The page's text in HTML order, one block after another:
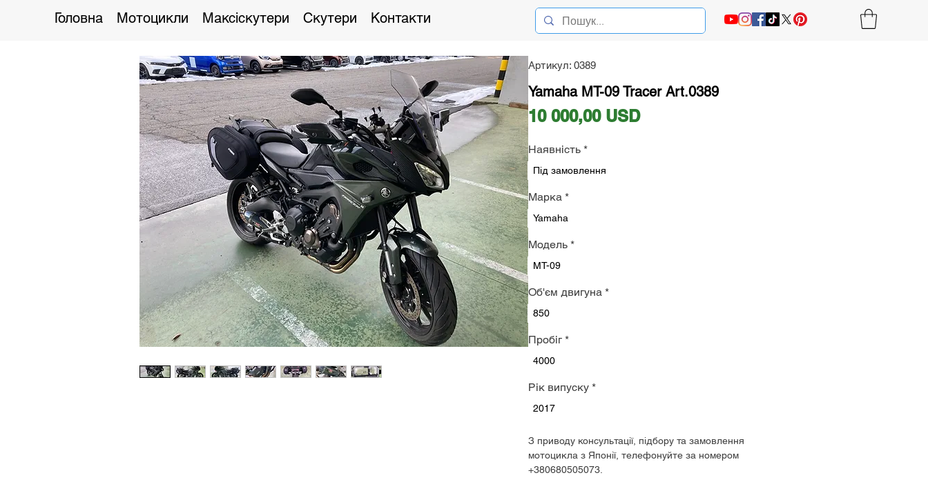
Головна Мотоцикли Максіскутери Скутери Контакти
Артикул: 0389
Yamaha MT-09 Tracer Art.0389
10 000,00 USDЦіна
Наявність *
Під замовлення
Марка *
Yamaha
Модель *
MT-09
Об'єм двигуна *
850
Пробіг *
4000
Рік випуску *
2017
З приводу консультації, підбору та замовлення
мотоцикла з Японії, телефонуйте за номером
+380680505073.